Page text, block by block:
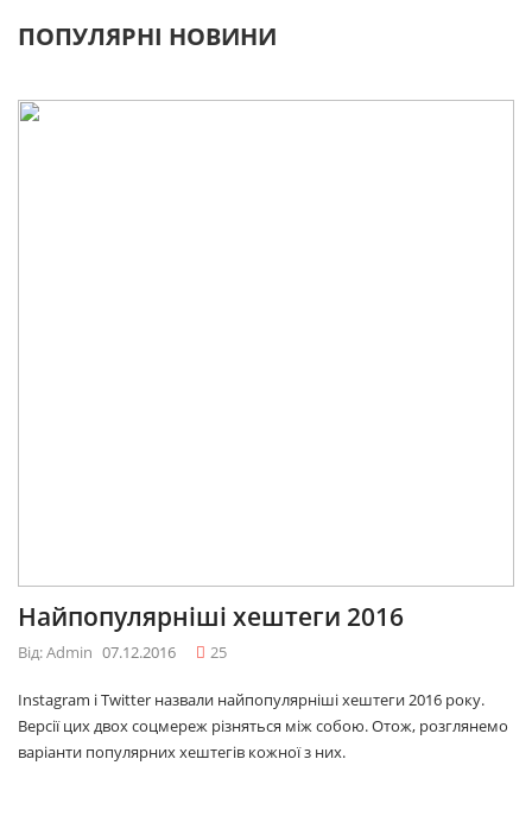
ПОПУЛЯРНІ НОВИНИ
Найпопулярніші хештеги 2016
Від: Admin 07.12.2016 25
Instagram і Twitter назвали найпопулярніші хештеги 2016 року.
Версії цих двох соцмереж різняться між собою. Отож, розглянемо
варіанти популярних хештегів кожної з них.